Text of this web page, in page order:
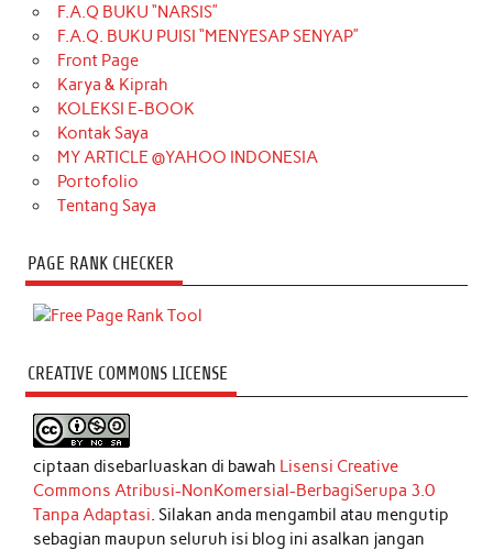
F.A.Q BUKU “NARSIS”
F.A.Q. BUKU PUISI “MENYESAP SENYAP”
Front Page
Karya & Kiprah
KOLEKSI E-BOOK
Kontak Saya
MY ARTICLE @YAHOO INDONESIA
Portofolio
Tentang Saya
PAGE RANK CHECKER
CREATIVE COMMONS LICENSE
ciptaan disebarluaskan di bawah Lisensi Creative
Commons Atribusi-NonKomersial-BerbagiSerupa 3.0
Tanpa Adaptasi. Silakan anda mengambil atau mengutip
sebagian maupun seluruh isi blog ini asalkan jangan